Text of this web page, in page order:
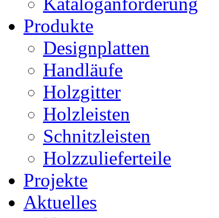
Produkte
Designplatten
Handläufe
Holzgitter
Holzleisten
Schnitzleisten
Holzzulieferteile
Projekte
Aktuelles